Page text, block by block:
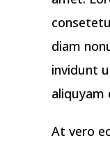
diam
invidunt
aliquyam
At vero